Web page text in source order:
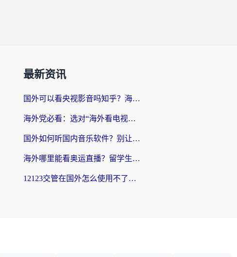
最新资讯
国外可以看央视影音吗知乎？海外党亲测有效的回国加速方案
海外党必看：选对“海外看电视剧软件”，再也不用愁国内剧刷不了
国外如何听国内音乐软件？别让地域限制，断了你的中文歌单
海外哪里能看奥运直播？留学生&海外华人必看的体育赛事观赛终极指南
12123交管在国外怎么使用不了？海外华人必看的无缝访问国内资源指南